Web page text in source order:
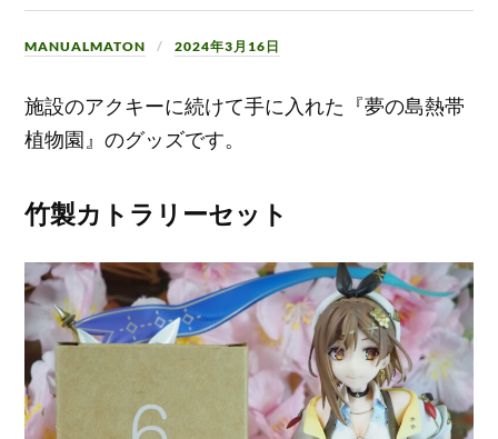
MANUALMATON 2024年3月16日
施設のアクキーに続けて手に入れた『夢の島熱帯
植物園』のグッズです。
竹製カトラリーセット